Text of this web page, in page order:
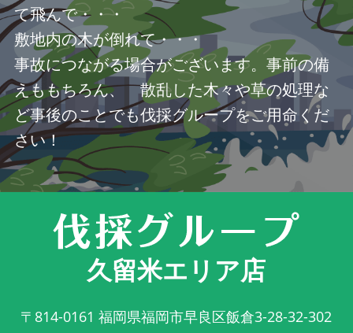
て飛んで・・・
敷地内の木が倒れて・・・
事故につながる場合がございます。事前の備
えももちろん、 散乱した木々や草の処理な
ど事後のことでも伐採グループをご用命くだ
さい！
久留米エリア店
〒814-0161 福岡県福岡市早良区飯倉3-28-32-302